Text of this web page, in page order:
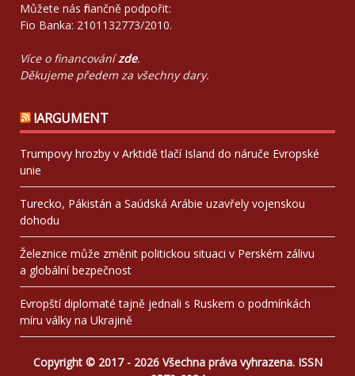
Můžete nás finančně podpořit:
Fio Banka: 2101132773/2010.
Více o financovánízde.
Děkujeme předem za všechny dary.
!ARGUMENT
Trumpovy hrozby v Arktidě tlačí Island do náruče Evropské
unie
Turecko, Pákistán a Saúdská Arábie uzavřely vojenskou
dohodu
Železnice může změnit politickou situaci v Perském zálivu
a globální bezpečnost
Evropští diplomaté tajně jednali s Ruskem o podmínkách
míru války na Ukrajině
Copyright © 2017 - 2026 Všechna práva vyhrazena. ISSN